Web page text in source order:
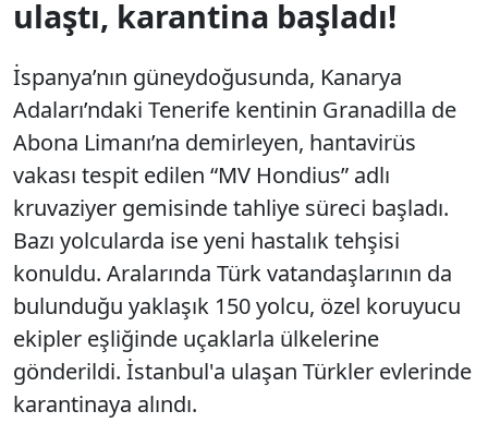
ulaştı, karantina başladı!
İspanya’nın güneydoğusunda, Kanarya
Adaları’ndaki Tenerife kentinin Granadilla de
Abona Limanı’na demirleyen, hantavirüs
vakası tespit edilen “MV Hondius” adlı
kruvaziyer gemisinde tahliye süreci başladı.
Bazı yolcularda ise yeni hastalık tehşisi
konuldu. Aralarında Türk vatandaşlarının da
bulunduğu yaklaşık 150 yolcu, özel koruyucu
ekipler eşliğinde uçaklarla ülkelerine
gönderildi. İstanbul'a ulaşan Türkler evlerinde
karantinaya alındı.